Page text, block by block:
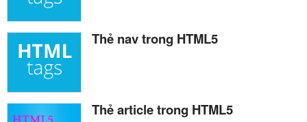
Thẻ nav trong HTML5
Thẻ article trong HTML5